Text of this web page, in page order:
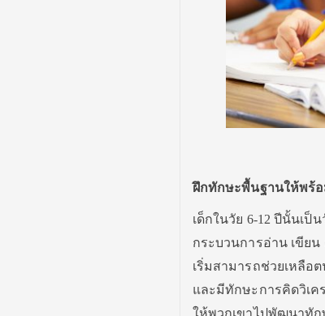
ฝึกทักษะพื้นฐานให้พร้
เด็กในวัย 6-12 ปีนั้นเ
กระบวนการอ่าน เขีย
เริ่มสามารถช่วยเหลื
และมีทักษะการคิดวิเ
ให้พวกเขาไปพัฒนาทัก